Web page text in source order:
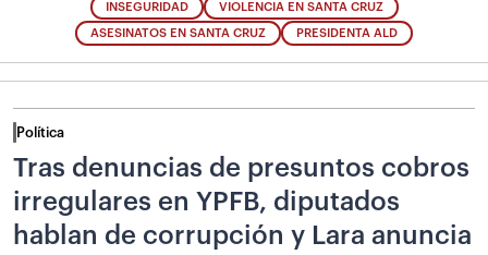
INSEGURIDAD VIOLENCIA EN SANTA CRUZ
ASESINATOS EN SANTA CRUZ PRESIDENTA ALD
Política
Tras denuncias de presuntos cobros
irregulares en YPFB, diputados
hablan de corrupción y Lara anuncia